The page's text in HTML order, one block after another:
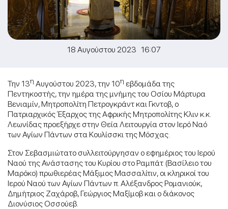
18 Αυγούστου 2023 16:07
Την 13η Αυγούστου 2023, την 10η εβδομάδα της
Πεντηκοστής, την ημέρα της μνήμης του Οσίου Μάρτυρα
Βενιαμίν, Μητροπολίτη Πετρογκράντ και Γκντοβ, ο
Πατριαρχικός Έξαρχος της Αφρικής Μητροπολίτης Κλιν κ.κ.
Λεωνίδας προεξήρχε στην Θεία Λειτουργία στον Ιερό Ναό
των Αγίων Πάντων στα Κουλίσσκι της Μόσχας.
Στον Σεβασμιώτατο συλλειτούργησαν ο εφημέριος του Ιερού
Ναού της Ανάστασης του Κυρίου στο Ραμπάτ (Βασίλειο του
Μαρόκο) πρωθιερέας Μάξιμος Μασσαλίτιν, οι κληρικοί του
Ιερού Ναού των Αγίων Πάντων π. Αλέξανδρος Ρομανιούκ,
Δημήτριος Ζαχάροβ, Γεώργιος Μαξίμοβ και ο διάκονος
Διονύσιος Οσσούεβ.